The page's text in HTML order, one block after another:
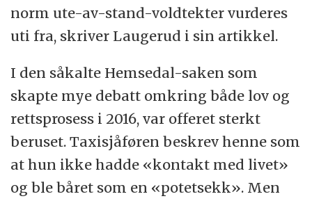
norm ute-av-stand-voldtekter vurderes
uti fra, skriver Laugerud i sin artikkel.
I den såkalte Hemsedal-saken som
skapte mye debatt omkring både lov og
rettsprosess i 2016, var offeret sterkt
beruset. Taxisjåføren beskrev henne som
at hun ikke hadde «kontakt med livet»
og ble båret som en «potetsekk». Men